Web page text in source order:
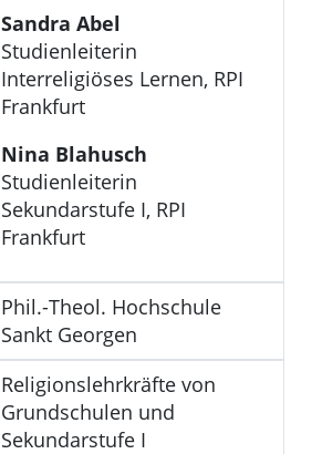
Religionslehrkräfte von
Grundschulen und
Sekundarstufe I
Sandra Abel
Studienleiterin
Interreligiöses Lernen, RPI
Frankfurt
Nina Blahusch
Studienleiterin
Sekundarstufe I, RPI
Frankfurt
Phil.-Theol. Hochschule
Sankt Georgen